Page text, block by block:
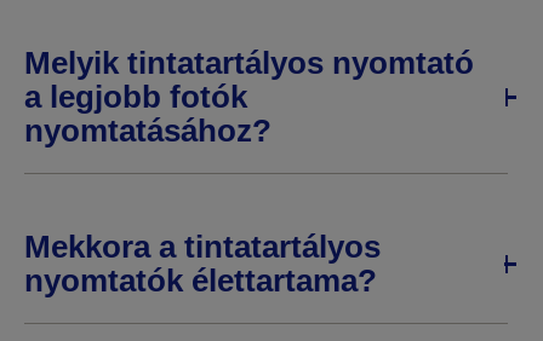
Melyik tintatartályos nyomtató
a legjobb fotók
nyomtatásához?
Mekkora a tintatartályos
nyomtatók élettartama?